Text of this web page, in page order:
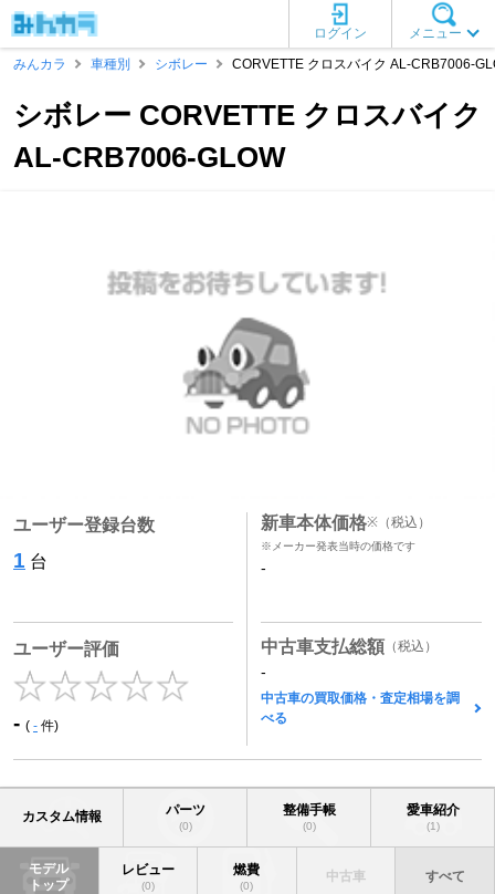
メニュー
ログイン
みんカラ
車種別 シボレー CORVETTE クロスバイク AL-CRB7006-
シボレー CORVETTE クロスバイク
AL-CRB7006-GLOW
ユーザー登録台数
1 台
ユーザー評価
- ( - 件)
新車本体価格※ （税込）
※メーカー発表当時の価格です
-
中古車支払総額 （税込）
-
中古車の買取価格・査定相場を調
べる
カスタム情報 パーツ
(0)
整備手帳
(0)
愛車紹介
(1)
モデル
トップ
レビュー
(0)
燃費
(0)
中古車 すべて